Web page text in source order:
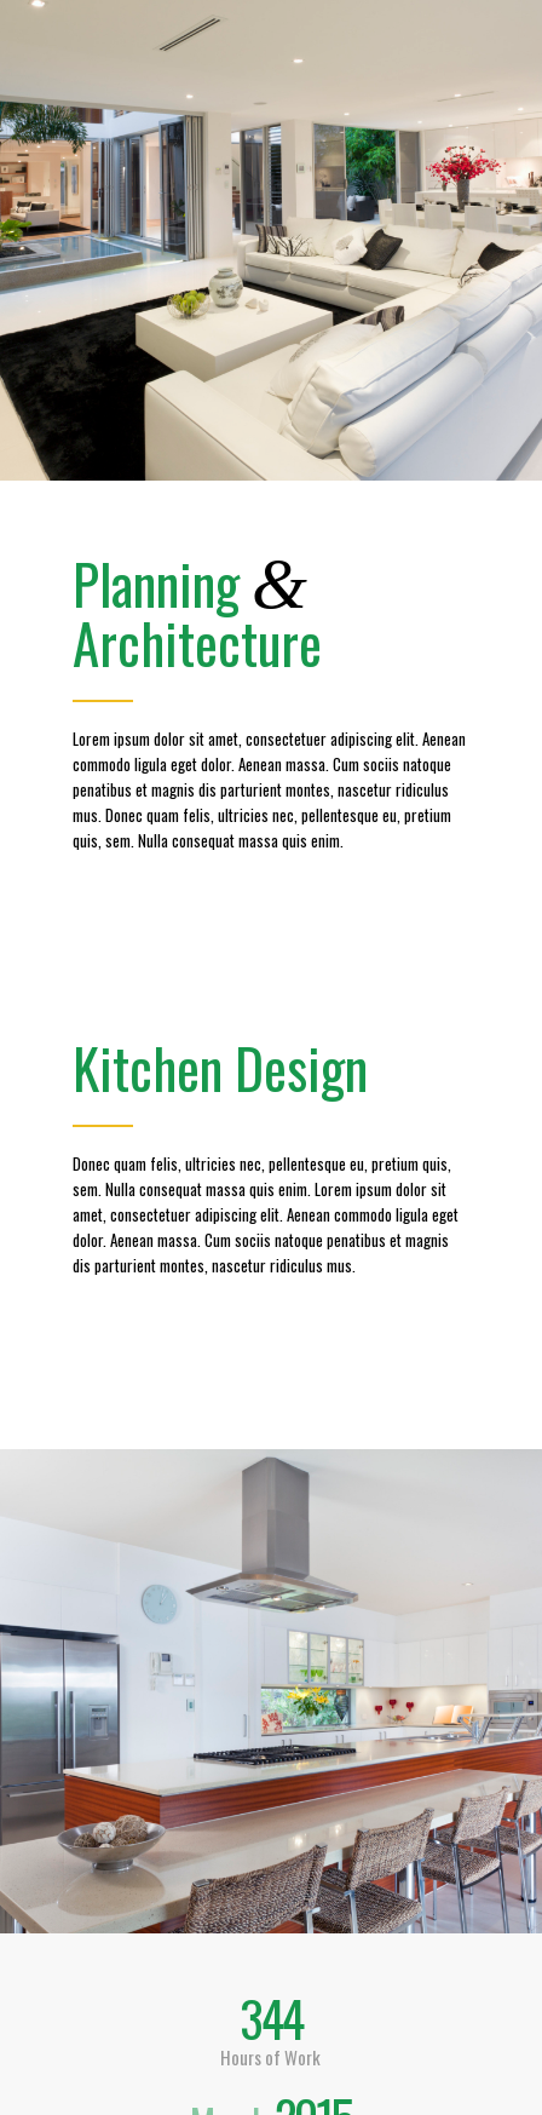
Planning&
Architecture
Lorem ipsum dolor sit amet, consectetuer adipiscing elit. Aenean
commodo ligula eget dolor. Aenean massa. Cum sociis natoque
penatibus et magnis dis parturient montes, nascetur ridiculus
mus. Donec quam felis, ultricies nec, pellentesque eu, pretium
quis, sem. Nulla consequat massa quis enim.
Kitchen Design
Donec quam felis, ultricies nec, pellentesque eu, pretium quis,
sem. Nulla consequat massa quis enim. Lorem ipsum dolor sit
amet, consectetuer adipiscing elit. Aenean commodo ligula eget
dolor. Aenean massa. Cum sociis natoque penatibus et magnis
dis parturient montes, nascetur ridiculus mus.
344
Hours of Work